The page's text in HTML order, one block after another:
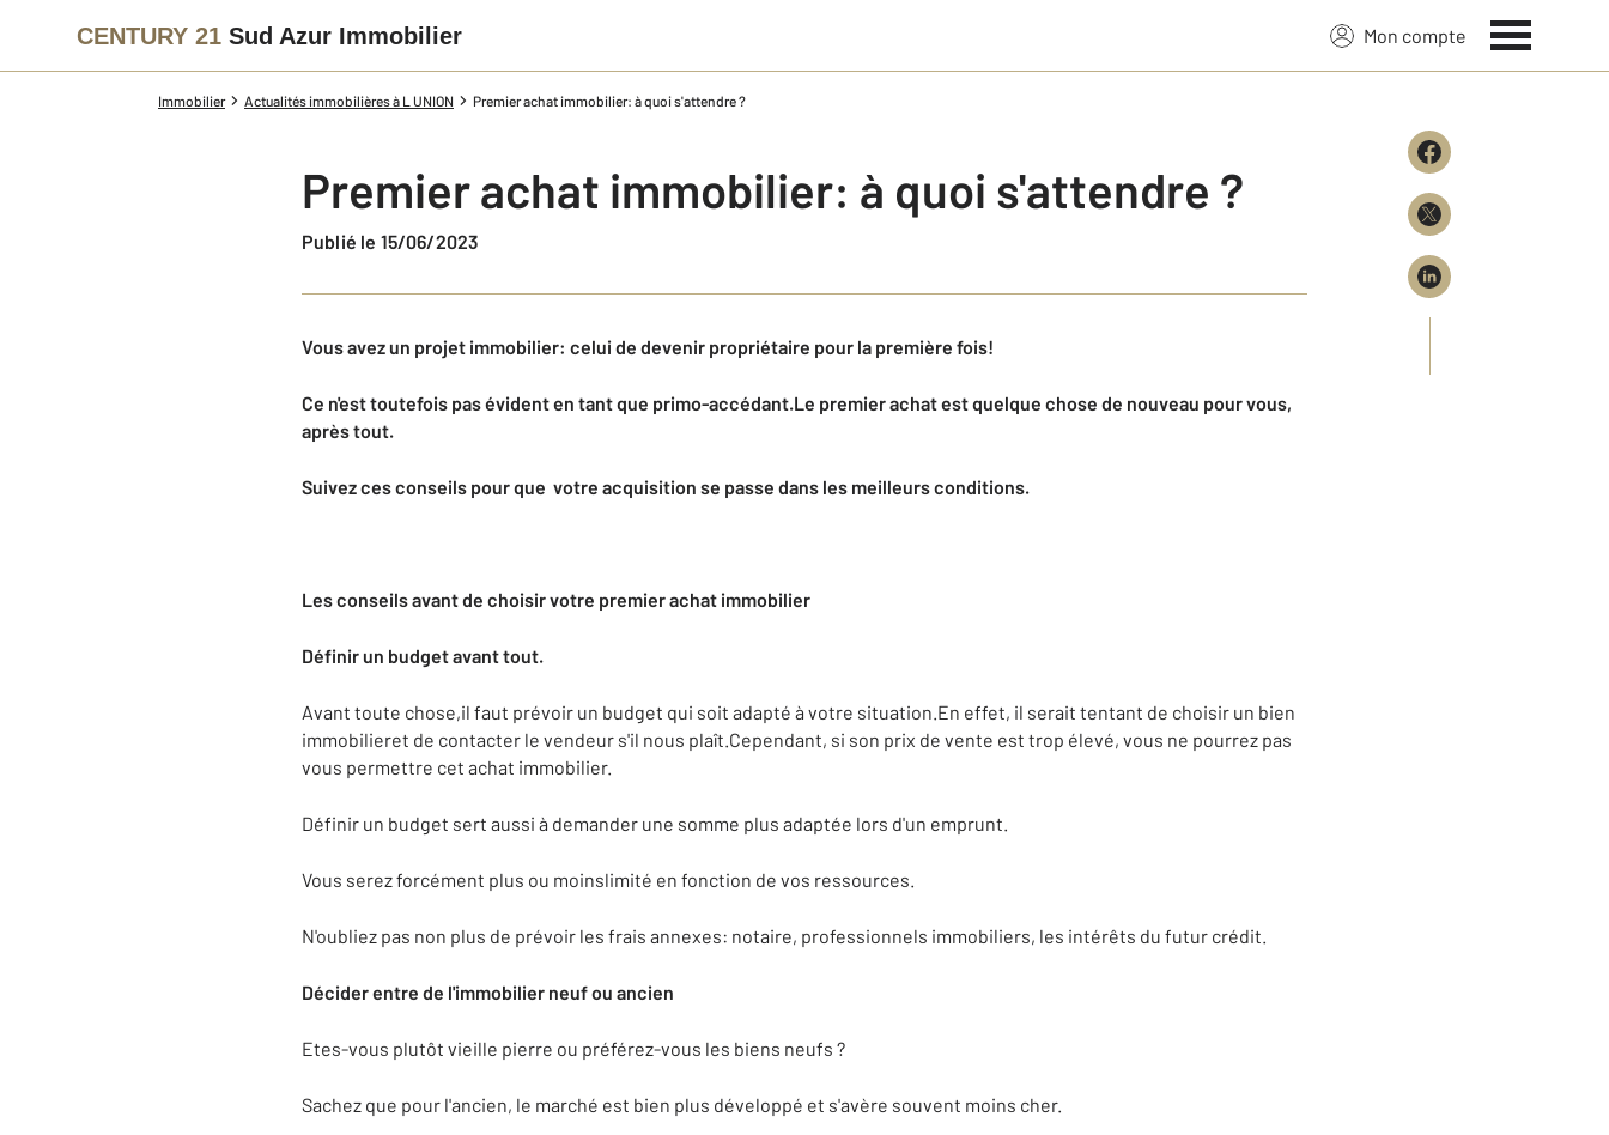
CENTURY 21 Sud Azur Immobilier Mon compte
Immobilier Actualités immobilières à L UNION Premier achat immobilier: à quoi s'attendre ?
Premier achat immobilier: à quoi s'attendre ?
Publié le 15/06/2023
Vous avez un projet immobilier: celui de devenir propriétaire pour la première fois!
Ce n'est toutefois pas évident en tant que primo-accédant.Le premier achat est quelque chose de nouveau pour vous,
après tout.
Suivez ces conseils pour que votre acquisition se passe dans les meilleurs conditions.
Les conseils avant de choisir votre premier achat immobilier
Définir un budget avant tout.
Avant toute chose,il faut prévoir un budget qui soit adapté à votre situation.En effet, il serait tentant de choisir un bien
immobilieret de contacter le vendeur s'il nous plaît.Cependant, si son prix de vente est trop élevé, vous ne pourrez pas
vous permettre cet achat immobilier.
Définir un budget sert aussi à demander une somme plus adaptée lors d'un emprunt.
Vous serez forcément plus ou moinslimité en fonction de vos ressources.
N'oubliez pas non plus de prévoir les frais annexes: notaire, professionnels immobiliers, les intérêts du futur crédit.
Décider entre de l'immobilier neuf ou ancien
Etes-vous plutôt vieille pierre ou préférez-vous les biens neufs ?
Sachez que pour l'ancien, le marché est bien plus développé et s'avère souvent moins cher.